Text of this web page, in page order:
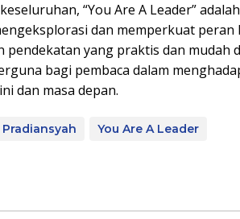
“You Are A Leader”
dan memperkuat
pendekatan yang praktis dan mudah
bagi pembaca dalam
dan masa depan.
You Are A Leader